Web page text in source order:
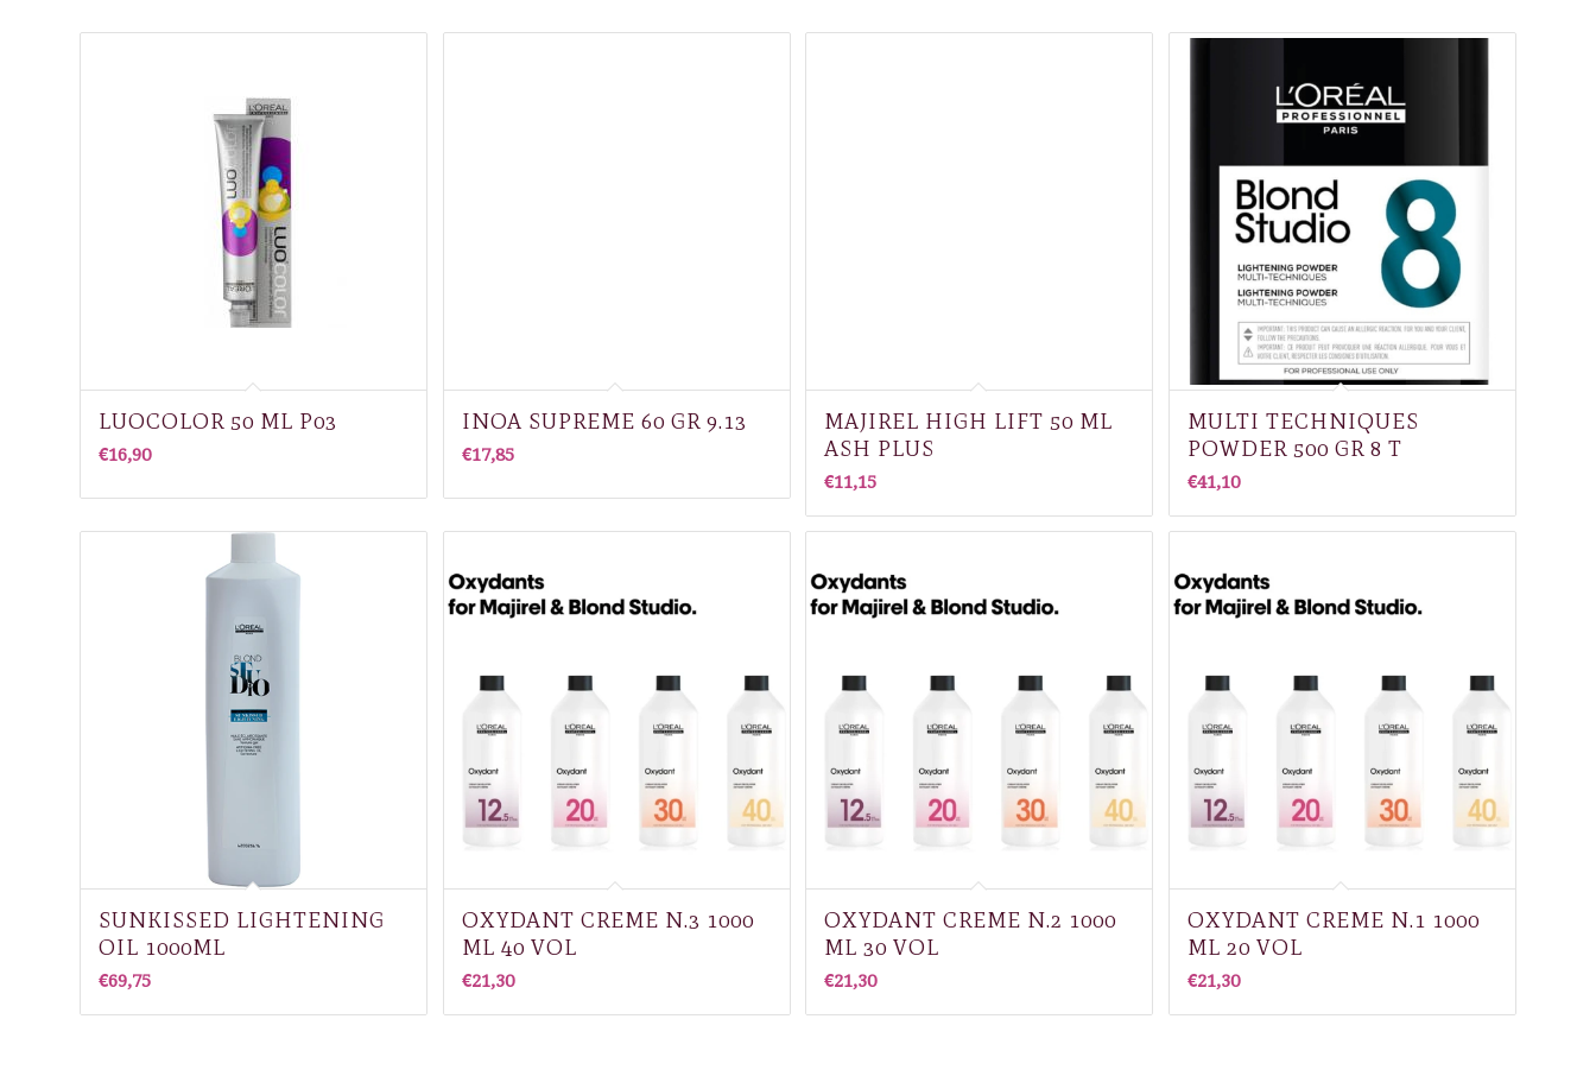
LUOCOLOR 50 ML P03
€16,90
INOA SUPREME 60 GR 9.13
€17,85
MAJIREL HIGH LIFT 50 ML
ASH PLUS
€11,15
MULTI TECHNIQUES
POWDER 500 GR 8 T
€41,10
SUNKISSED LIGHTENING
OIL 1000ML
€69,75
OXYDANT CREME N.3 1000
ML 40 VOL
€21,30
OXYDANT CREME N.2 1000
ML 30 VOL
€21,30
OXYDANT CREME N.1 1000
ML 20 VOL
€21,30